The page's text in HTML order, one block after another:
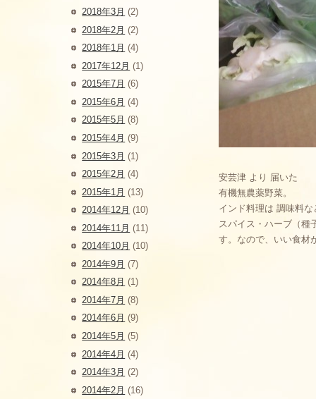
安芸津 より 届いた
有機無農薬野菜。
インド料理は 調味料
スパイス・ハーブ（種
す。なので、いい食材
2018年3月 (2)
2018年2月 (2)
2018年1月 (4)
2017年12月 (1)
2015年7月 (6)
2015年6月 (4)
2015年5月 (8)
2015年4月 (9)
2015年3月 (1)
2015年2月 (4)
2015年1月 (13)
2014年12月 (10)
2014年11月 (11)
2014年10月 (10)
2014年9月 (7)
2014年8月 (1)
2014年7月 (8)
2014年6月 (9)
2014年5月 (5)
2014年4月 (4)
2014年3月 (2)
2014年2月 (16)